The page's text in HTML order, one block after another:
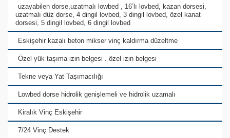
uzayabilen dorse,uzatmalı lowbed , 16’lı lovbed, kazan dorsesi,
uzatmalı düz dorse, 4 dingil lovbed, 3 dingil lovbed, özel kanat
dorsesi, 5 dingil lovbed, 6 dingil lovbed
Eskişehir kazalı beton mikser vinç kaldırma düzeltme
Özel yük taşıma izin belgesi . özel izin belgesi
Tekne veya Yat Taşımacılığı
Lowbed dorse hidrolik genişlemeli ve hidrolik uzamalı
Kiralık Vinç Eskişehir
7/24 Vinç Destek